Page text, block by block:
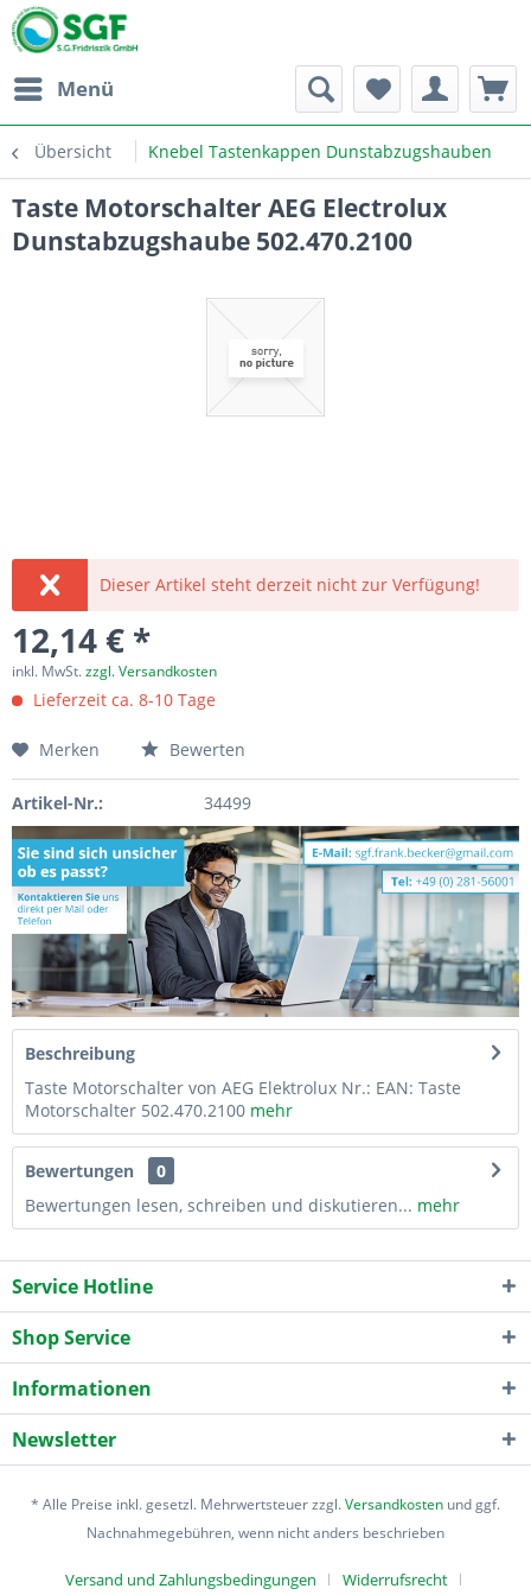
Menü
Übersicht Knebel Tastenkappen Dunstabzugshauben
Taste Motorschalter AEG Electrolux
Dunstabzugshaube 502.470.2100
Dieser Artikel steht derzeit nicht zur Verfügung!
12,14 € *
inkl. MwSt.zzgl. Versandkosten
Lieferzeit ca. 8-10 Tage
Merken Bewerten
Artikel-Nr.: 34499
Beschreibung
Taste Motorschalter von AEG Elektrolux Nr.: EAN: Taste
Motorschalter 502.470.2100 mehr
Bewertungen
0
Bewertungen lesen, schreiben und diskutieren... mehr
Service Hotline
Shop Service
Informationen
Newsletter
* Alle Preise inkl. gesetzl. Mehrwertsteuer zzgl.Versandkosten und ggf.
Nachnahmegebühren, wenn nicht anders beschrieben
Versand und Zahlungsbedingungen Widerrufsrecht